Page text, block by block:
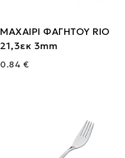
ΜΑΧΑΙΡΙ ΦΑΓΗΤΟΥ RIO
21,3εκ 3mm
0.84 €